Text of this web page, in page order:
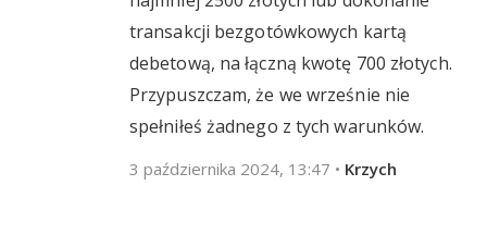
transakcji bezgotówkowych kartą
debetową, na łączną kwotę 700 złotych.
Przypuszczam, że we wrześnie nie
spełniłeś żadnego z tych warunków.
3 października 2024, 13:47 • Krzych